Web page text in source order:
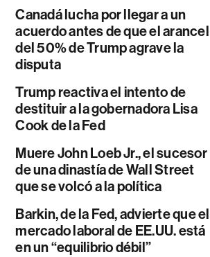
Canadá lucha por llegar a un
acuerdo antes de que el arancel
del 50% de Trump agrave la
disputa
Trump reactiva el intento de
destituir a la gobernadora Lisa
Cook de la Fed
Muere John Loeb Jr., el sucesor
de una dinastía de Wall Street
que se volcó a la política
Barkin, de la Fed, advierte que el
mercado laboral de EE.UU. está
en un “equilibrio débil”